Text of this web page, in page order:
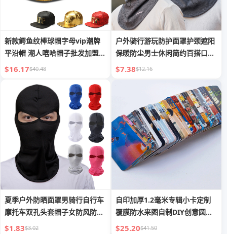
新款鳄鱼纹棒球帽字母vip潮牌
平沿帽 潮人嘻哈帽子批发加盟代
理
$16.17$40.48
户外骑行游玩防护面罩护颈遮阳
保暖防尘男士休闲简约百搭口罩
帽子
$7.38$12.16
夏季户外防晒面罩男骑行自行车
摩托车双孔头套帽子女防风防尘
蒙面
$1.83$3.02
自印加厚1.2毫米专辑小卡定制
覆膜防水来图自制DIY创意圆角
双面LOM
$25.20$41.50